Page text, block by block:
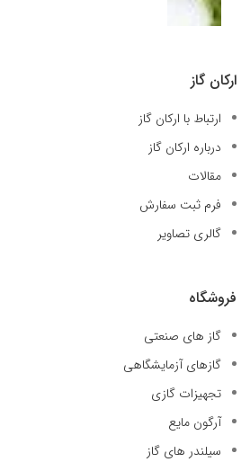
ارکان گاز
ارتباط با ارکان گاز
درباره ارکان گاز
مقالات
فرم ثبت سفارش
گالری تصاویر
فروشگاه
گاز های صنعتی
گازهای آزمایشگاهی
تجهیزات گازی
آرگون مایع
سیلندر های گاز